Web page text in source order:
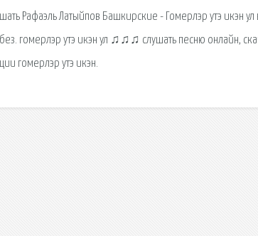
Рафаэль Латыйпов Башкирские - Гомерлэр утэ икэн ул
гомерлэр утэ икэн ул ♫♫♫ слушать песню онлайн,
гомерлэр утэ икэн.